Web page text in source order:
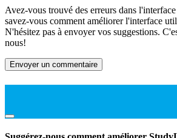
Avez-vous trouvé des erreurs dans
savez-vous comment améliorer l'interface
N'hésitez pas à envoyer vos suggestions.
nous!
Envoyer un commentaire